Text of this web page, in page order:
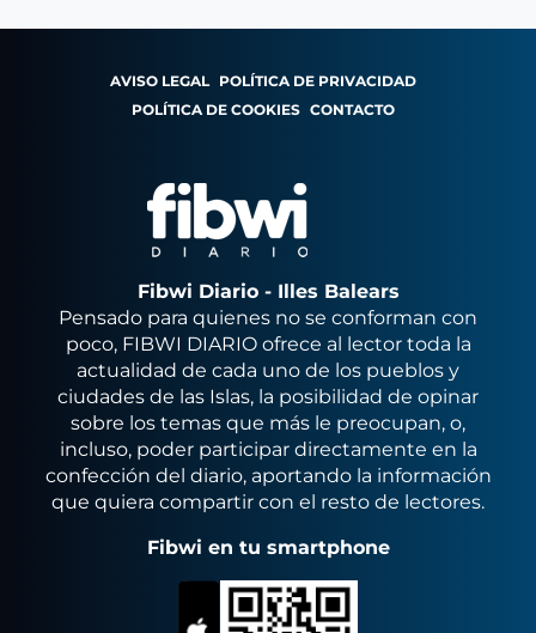
AVISO LEGAL POLÍTICA DE PRIVACIDAD
POLÍTICA DE COOKIES CONTACTO
Fibwi Diario - Illes Balears
Pensado para quienes no se conforman con
poco, FIBWI DIARIO ofrece al lector toda la
actualidad de cada uno de los pueblos y
ciudades de las Islas, la posibilidad de opinar
sobre los temas que más le preocupan, o,
incluso, poder participar directamente en la
confección del diario, aportando la información
que quiera compartir con el resto de lectores.
Fibwi en tu smartphone